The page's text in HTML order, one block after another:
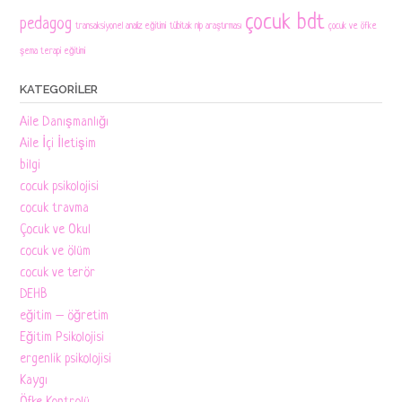
pedagog transaksiyonel analiz eğitimi tübitak nlp araştırması çocuk bdt çocuk ve öfke
şema terapi eğitimi
KATEGORILER
Aile Danışmanlığı
Aile İçi İletişim
bilgi
cocuk psikolojisi
cocuk travma
Çocuk ve Okul
cocuk ve ölüm
cocuk ve terör
DEHB
eğitim – öğretim
Eğitim Psikolojisi
ergenlik psikolojisi
Kaygı